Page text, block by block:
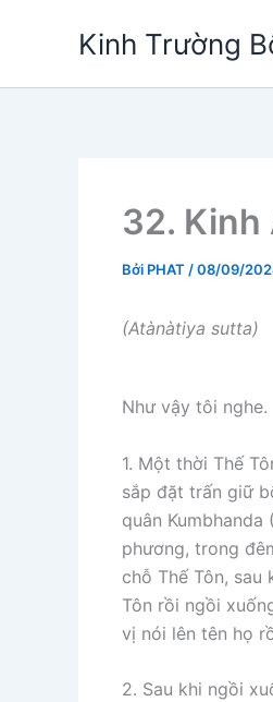
Kinh Trường
32.
Bởi PHAT /08/09/
(Atànàtiya sutta)
Như vậy tôi nghe.
1. Một thời Thế
sắp đặt trấn giữ
quân
phương, trong
chỗ Thế Tôn,
Tôn rồi ngồi
vị nói lên tên họ
2. Sau khi ngồi